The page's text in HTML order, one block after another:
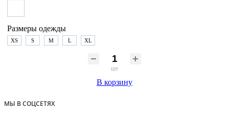
Размеры одежды
XS S M L XL
шт
В корзину
МЫ В СОЦСЕТЯХ